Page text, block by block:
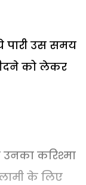
पारी उस समय
को लेकर
करिश्मा
के लिए